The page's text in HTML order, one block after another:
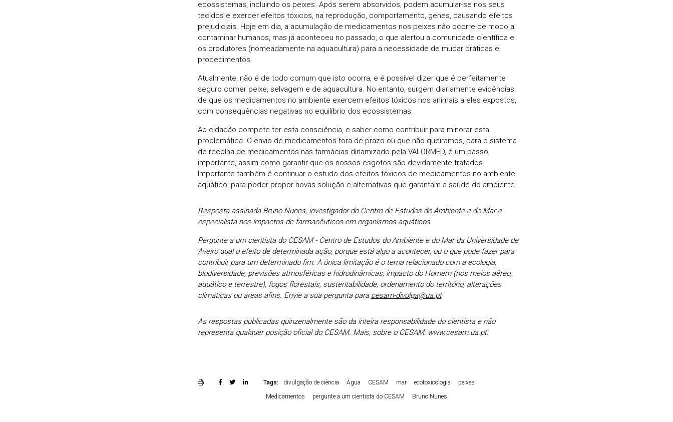
ecossistemas, incluindo os peixes. Após serem absorvidos, podem acumular-se nos seus
tecidos e exercer efeitos tóxicos, na reprodução, comportamento, genes, causando efeitos
prejudiciais. Hoje em dia, a acumulação de medicamentos nos peixes não ocorre de modo a
contaminar humanos, mas já aconteceu no passado, o que alertou a comunidade científica e
os produtores (nomeadamente na aquacultura) para a necessidade de mudar práticas e
procedimentos.
Atualmente, não é de todo comum que isto ocorra, e é possível dizer que é perfeitamente
seguro comer peixe, selvagem e de aquacultura. No entanto, surgem diariamente evidências
de que os medicamentos no ambiente exercem efeitos tóxicos nos animais a eles expostos,
com consequências negativas no equilíbrio dos ecossistemas.
Ao cidadão compete ter esta consciência, e saber como contribuir para minorar esta
problemática. O envio de medicamentos fora de prazo ou que não queiramos, para o sistema
de recolha de medicamentos nas farmácias dinamizado pela VALORMED, é um passo
importante, assim como garantir que os nossos esgotos são devidamente tratados.
Importante também é continuar o estudo dos efeitos tóxicos de medicamentos no ambiente
aquático, para poder propor novas solução e alternativas que garantam a saúde do ambiente.
Resposta assinada Bruno Nunes, investigador do Centro de Estudos do Ambiente e do Mar e
especialista nos impactos de farmacêuticos em organismos aquáticos.
Pergunte a um cientista do CESAM - Centro de Estudos do Ambiente e do Mar da Universidade de
Aveiro qual o efeito de determinada ação, porque está algo a acontecer, ou o que pode fazer para
contribuir para um determinado fim. A única limitação é o tema relacionado com a ecologia,
biodiversidade, previsões atmosféricas e hidrodinâmicas, impacto do Homem (nos meios aéreo,
aquático e terrestre), fogos florestais, sustentabilidade, ordenamento do território, alterações
climáticas ou áreas afins. Envie a sua pergunta para cesam-divulga@ua.pt
As respostas publicadas quinzenalmente são da inteira responsabilidade do cientista e não
representa qualquer posição oficial do CESAM. Mais, sobre o CESAM: www.cesam.ua.pt.
Tags: divulgação de ciência Água CESAM mar ecotoxicologia
peixes
Medicamentos
pergunte a um cientista do CESAM Bruno Nunes